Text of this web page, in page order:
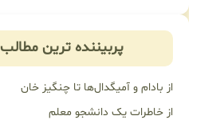
پربیننده ترین مطالب
از بادام و آمیگدال‌ها تا چنگیز خان
از خاطرات یک دانشجو معلم